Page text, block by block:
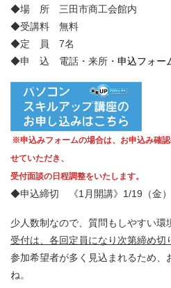
◆場 所 三田市商工会館内
◆受講料 無料
◆定 員 7名
◆申 込 電話・来所・ 申込フォー
※申込みフォームの場合は、お申込み確
せていただき、
受付面談の日程調整をいたします。
◆申込締切 《1月開講》1/19（金
少人数制なので、質問もしやすい環
受付は、各回定員になり次第締め切
参加希望者が多く見込まれるため、
ね。